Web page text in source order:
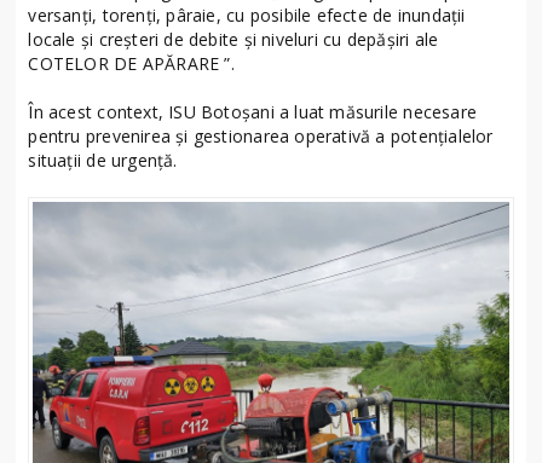
versanţi, torenţi, pâraie, cu posibile efecte de inundaţii
locale şi creşteri de debite şi niveluri cu depăşiri ale
COTELOR DE APĂRARE ”.
În acest context, ISU Botoșani a luat măsurile necesare
pentru prevenirea și gestionarea operativă a potențialelor
situații de urgență.